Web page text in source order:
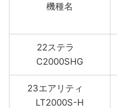
機種名
22ステラ
C2000SHG
23エアリティ
LT2000S-H